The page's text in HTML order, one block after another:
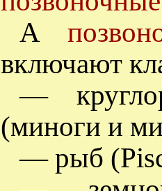
А
включают
—
(миноги и
— рыб